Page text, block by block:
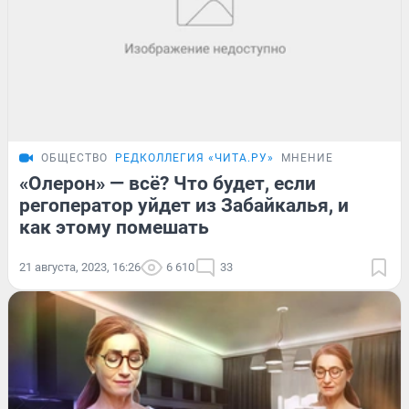
ОБЩЕСТВО РЕДКОЛЛЕГИЯ «ЧИТА.РУ» МНЕНИЕ
«Олерон» — всё? Что будет, если
регоператор уйдет из Забайкалья, и
как этому помешать
21 августа, 2023, 16:26 6 610 33